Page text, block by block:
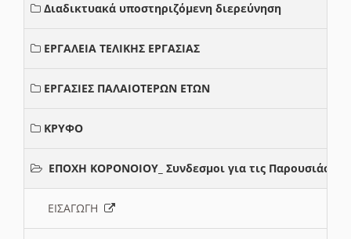
Διαδικτυακά υποστηριζόμενη διερεύνηση
ΕΡΓΑΛΕΙΑ ΤΕΛΙΚΗΣ ΕΡΓΑΣΙΑΣ
ΕΡΓΑΣΙΕΣ ΠΑΛΑΙΟΤΕΡΩΝ ΕΤΩΝ
ΚΡΥΦΟ
ΕΠΟΧΗ ΚΟΡΟΝΟΙΟΥ_ Συνδεσμοι για τις Παρουσιάσεις
ΕΙΣΑΓΩΓΗ